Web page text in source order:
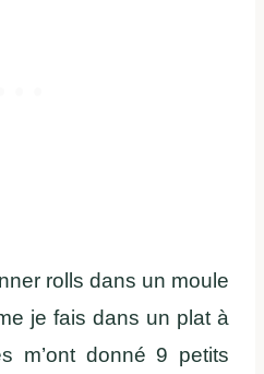
rolls dans un moule
je fais dans un plat à
m’ont donné 9 petits